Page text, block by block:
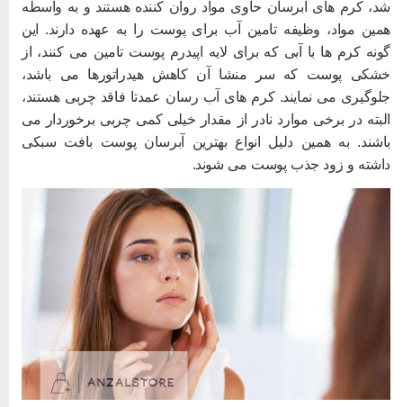
کرم های آبرسان حاوی مواد روان کننده هستند و به واسطه
مواد، وظیفه تامین آب برای پوست را به عهده دارند. این
کرم ها با آبی که برای لایه اپیدرم پوست تامین می کنند، از
پوست که سر منشا آن کاهش هیدراتورها می باشد،
می نمایند. کرم های آب رسان عمدتا فاقد چربی هستند،
در برخی موارد نادر از مقدار خیلی کمی چربی برخوردار می
به همین دلیل انواع بهترین آبرسان پوست بافت سبکی
و زود جذب پوست می شوند.